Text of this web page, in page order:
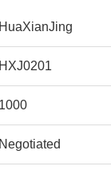
HuaXianJing
HXJ0201
1000
Negotiated